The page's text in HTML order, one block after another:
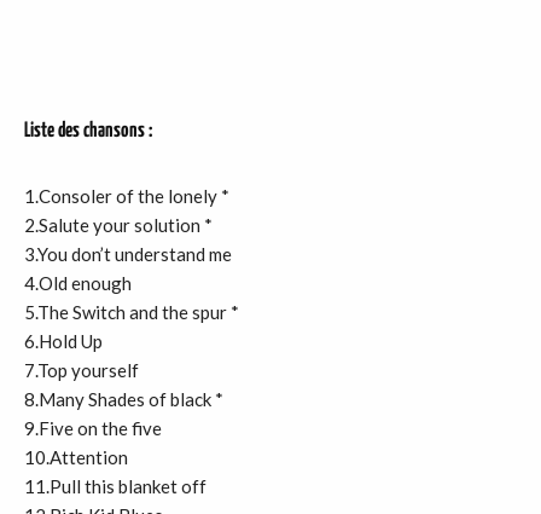
Liste des chansons :
1.Consoler of the lonely *
2.Salute your solution *
3.You don’t understand me
4.Old enough
5.The Switch and the spur *
6.Hold Up
7.Top yourself
8.Many Shades of black *
9.Five on the five
10.Attention
11.Pull this blanket off